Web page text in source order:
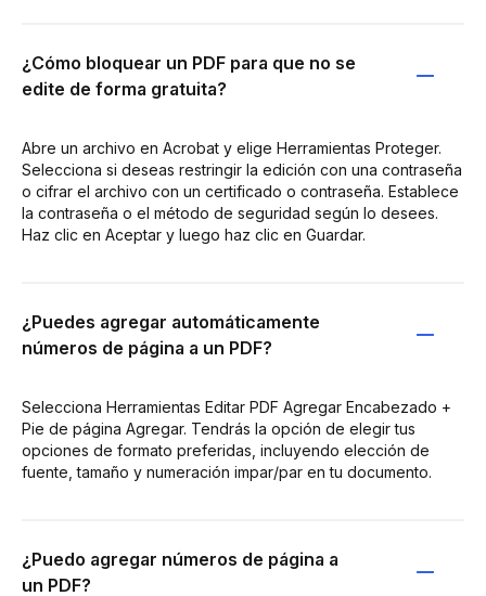
¿Cómo bloquear un PDF para que no se
edite de forma gratuita?
Abre un archivo en Acrobat y elige Herramientas Proteger.
Selecciona si deseas restringir la edición con una contraseña
o cifrar el archivo con un certificado o contraseña. Establece
la contraseña o el método de seguridad según lo desees.
Haz clic en Aceptar y luego haz clic en Guardar.
¿Puedes agregar automáticamente
números de página a un PDF?
Selecciona Herramientas Editar PDF Agregar Encabezado +
Pie de página Agregar. Tendrás la opción de elegir tus
opciones de formato preferidas, incluyendo elección de
fuente, tamaño y numeración impar/par en tu documento.
¿Puedo agregar números de página a
un PDF?